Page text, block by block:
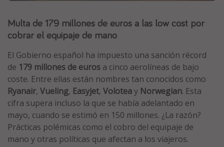
Islas Baleares
Tailandia
Maldivas
Albania
Inspiración para viajes
Camping
Multa de 179 millones de euros a las low cost por
cobrar el equipaje de mano
El Gobierno español ha impuesto una sanción récord
de 179 millones de euros a cinco aerolíneas de bajo
coste. Entre ellas están nombres tan conocidos como
Ryanair, Vueling, Easyjet, Voloteay Norwegian. Esta
cifra supera incluso la que se había adelantado en
mayo, cuando se estimó en 150 millones. ¿La razón?
Prácticas polémicas como el cobro del equipaje de
mano y otras políticas que afectan a los viajeros.